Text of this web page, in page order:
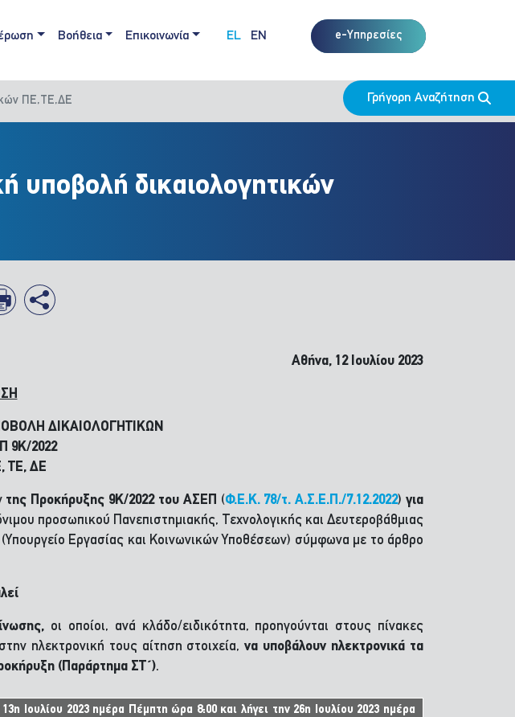
Βοήθεια Επικοινωνία EL EN e-Υπηρεσίες
ΠΕ,ΤΕ,ΔΕ Γρήγορη Αναζήτηση
υποβολή δικαιολογητικών
Αθήνα, 12 Ιουλίου 2023
ΔΙΚΑΙΟΛΟΓΗΤΙΚΩΝ
9Κ/2022
ΤΕ, ΔΕ
της Προκήρυξης 9Κ/2022 του ΑΣΕΠ (Φ.Ε.Κ. 78/τ. Α.Σ.Ε.Π./7.12.2022)για
προσωπικού Πανεπιστημιακής, Τεχνολογικής και Δευτεροβάθμιας
Εργασίας και Κοινωνικών Υποθέσεων) σύμφωνα με το άρθρο
οι οποίοι, ανά κλάδο/ειδικότητα, προηγούνται στους πίνακες
ηλεκτρονική τους αίτηση στοιχεία,να υποβάλουν ηλεκτρονικά τα
(Παράρτημα ΣΤ΄).
Ιουλίου 2023 ημέρα Πέμπτη ώρα 8:00 και λήγει την 26η Ιουλίου 2023 ημέρα